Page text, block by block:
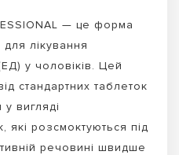
— це форма
лікування
у чоловіків. Цей
стандартних таблеток
вигляді
які розсмоктуються під
речовині швидше